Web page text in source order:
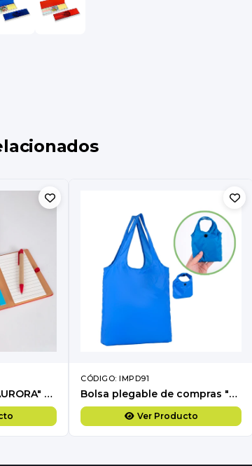
Libreta Memo Set "AURORA" de Eco-Cuero, con Bolígrafo.
CÓDIGO: IMPD91
Bolsa plegable de compras "ROOM"
Ver Producto